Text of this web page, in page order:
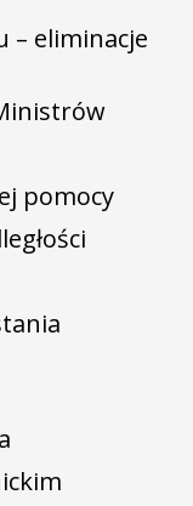
– eliminacje
pomocy